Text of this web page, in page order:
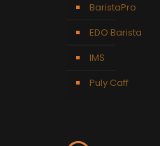
BaristaPro
EDO Barista
IMS
Puly Caff